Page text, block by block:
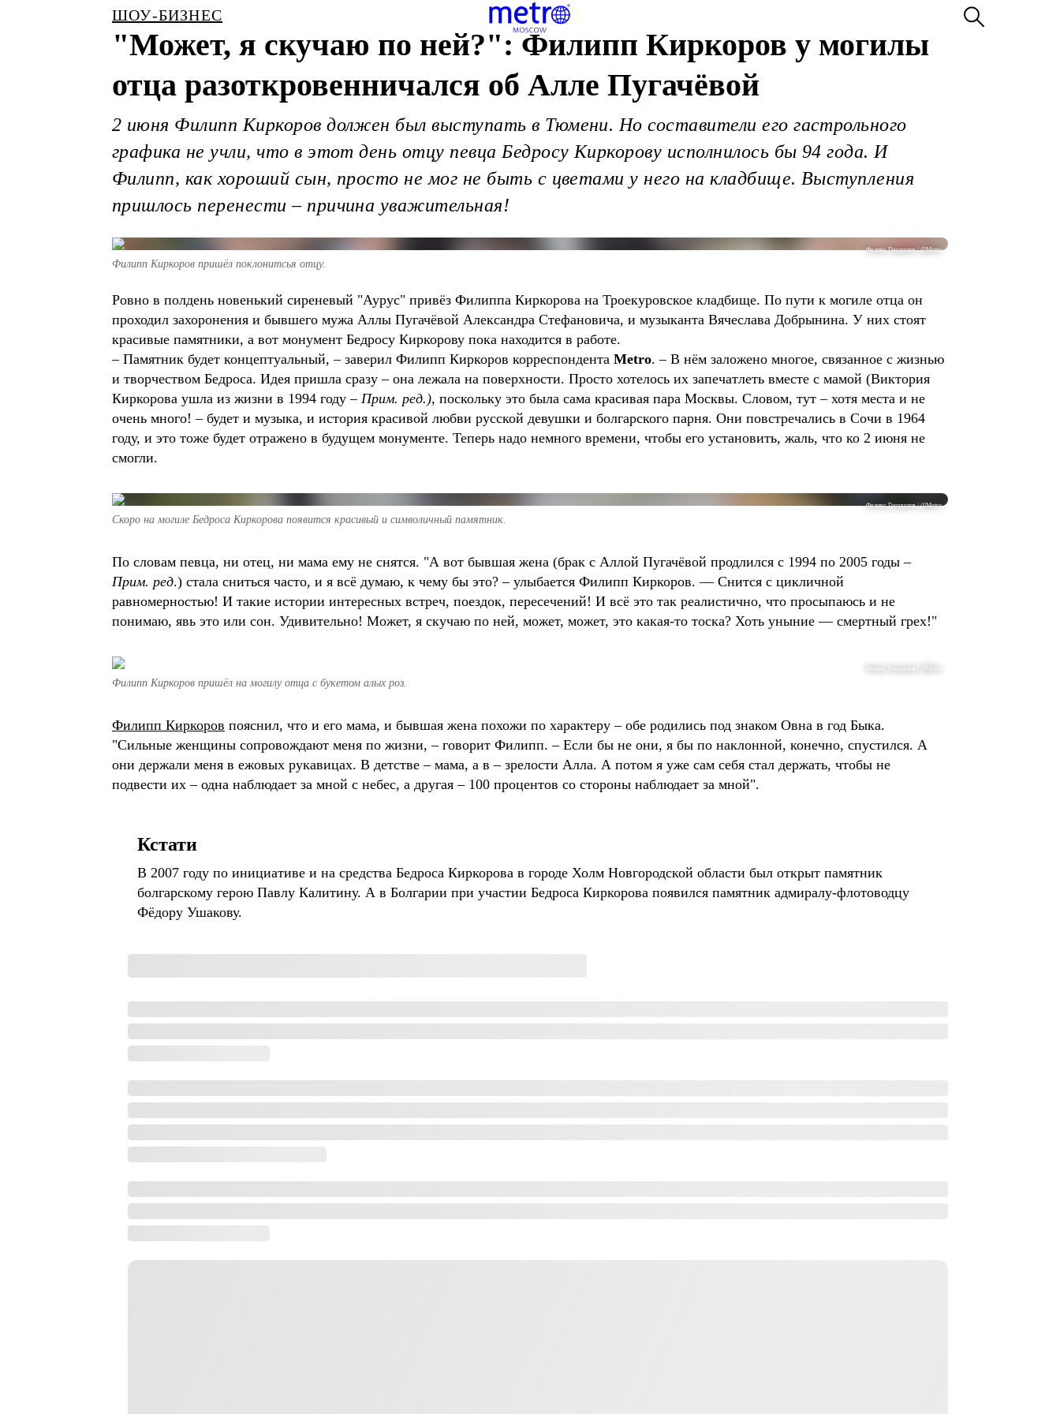
ШОУ-БИЗНЕС
"Может, я скучаю по ней?": Филипп Киркоров у могилы
отца разоткровенничался об Алле Пугачёвой
2 июня Филипп Киркоров должен был выступать в Тюмени. Но составители его гастрольного
графика не учли, что в этот день отцу певца Бедросу Киркорову исполнилось бы 94 года. И
Филипп, как хороший сын, просто не мог не быть с цветами у него на кладбище. Выступления
пришлось перенести – причина уважительная!
Феликс Грозданов / @Metro
Филипп Киркоров пришёл поклонитсья отцу.
Ровно в полдень новенький сиреневый "Аурус" привёз Филиппа Киркорова на Троекуровское кладбище. По пути к могиле отца он
проходил захоронения и бывшего мужа Аллы Пугачёвой Александра Стефановича, и музыканта Вячеслава Добрынина. У них стоят
красивые памятники, а вот монумент Бедросу Киркорову пока находится в работе.
– Памятник будет концептуальный, – заверил Филипп Киркоров корреспондента Metro. – В нём заложено многое, связанное с жизнью
и творчеством Бедроса. Идея пришла сразу – она лежала на поверхности. Просто хотелось их запечатлеть вместе с мамой (Виктория
Киркорова ушла из жизни в 1994 году – Прим. ред.), поскольку это была сама красивая пара Москвы. Словом, тут – хотя места и не
очень много! – будет и музыка, и история красивой любви русской девушки и болгарского парня. Они повстречались в Сочи в 1964
году, и это тоже будет отражено в будущем монументе. Теперь надо немного времени, чтобы его установить, жаль, что ко 2 июня не
смогли.
Феликс Грозданов / @Metro
Скоро на могиле Бедроса Киркорова появится красивый и символичный памятник.
По словам певца, ни отец, ни мама ему не снятся. "А вот бывшая жена (брак с Аллой Пугачёвой продлился с 1994 по 2005 годы –
Прим. ред.) стала сниться часто, и я всё думаю, к чему бы это? – улыбается Филипп Киркоров. ― Снится с цикличной
равномерностью! И такие истории интересных встреч, поездок, пересечений! И всё это так реалистично, что просыпаюсь и не
понимаю, явь это или сон. Удивительно! Может, я скучаю по ней, может, может, это какая-то тоска? Хоть уныние ― смертный грех!"
Феликс Грозданов / @Metro
Филипп Киркоров пришёл на могилу отца с букетом алых роз.
Филипп Киркоров пояснил, что и его мама, и бывшая жена похожи по характеру – обе родились под знаком Овна в год Быка.
"Сильные женщины сопровождают меня по жизни, – говорит Филипп. – Если бы не они, я бы по наклонной, конечно, спустился. А
они держали меня в ежовых рукавицах. В детстве – мама, а в – зрелости Алла. А потом я уже сам себя стал держать, чтобы не
подвести их – одна наблюдает за мной с небес, а другая – 100 процентов со стороны наблюдает за мной".
Кстати
В 2007 году по инициативе и на средства Бедроса Киркорова в городе Холм Новгородской области был открыт памятник
болгарскому герою Павлу Калитину. А в Болгарии при участии Бедроса Киркорова появился памятник адмиралу-флотоводцу
Фёдору Ушакову.